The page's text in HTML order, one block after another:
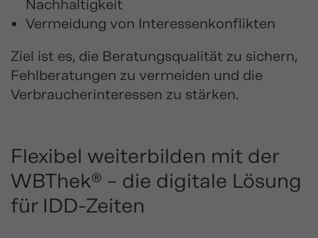
Nachhaltigkeit
Vermeidung von Interessenkonflikten
Ziel ist es, die Beratungsqualität zu sichern,
Fehlberatungen zu vermeiden und die
Verbraucherinteressen zu stärken.
Flexibel weiterbilden mit der
WBThek® – die digitale Lösung
für IDD-Zeiten